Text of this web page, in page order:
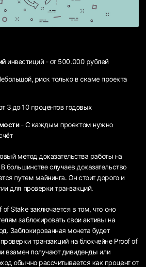
инвестиций - от 500.000 рублей
риск только в скаме проекта
3 до 10 процентов годовых
- С каждым проектом нужно
метод доказательства работы на
большинстве случаев доказательство
путем майнинга. Он стоит дорого и
для проверки транзакций.
Stake заключается в том, что оно
заблокировать свои активы на
Заблокированная монета будет
транзакций на блокчейне Proof of
взамен получают дивиденды или
обычно рассчитывается как процент от